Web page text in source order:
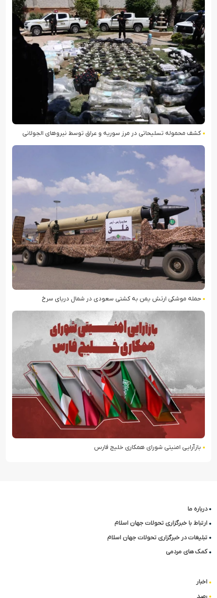
کشف محموله تسلیحاتی در مرز سوریه و عراق توسط نیروهای الجولانی
حمله موشکی ارتش یمن به کشتی سعودی در شمال دریای سرخ
بازآرایی امنیتی شورای همکاری خلیج فارس
درباره ما
ارتباط با خبرگزاری تحولات جهان اسلام
تبلیغات در خبرگزاری تحولات جهان اسلام
کمک های مردمی
اخبار
رصد